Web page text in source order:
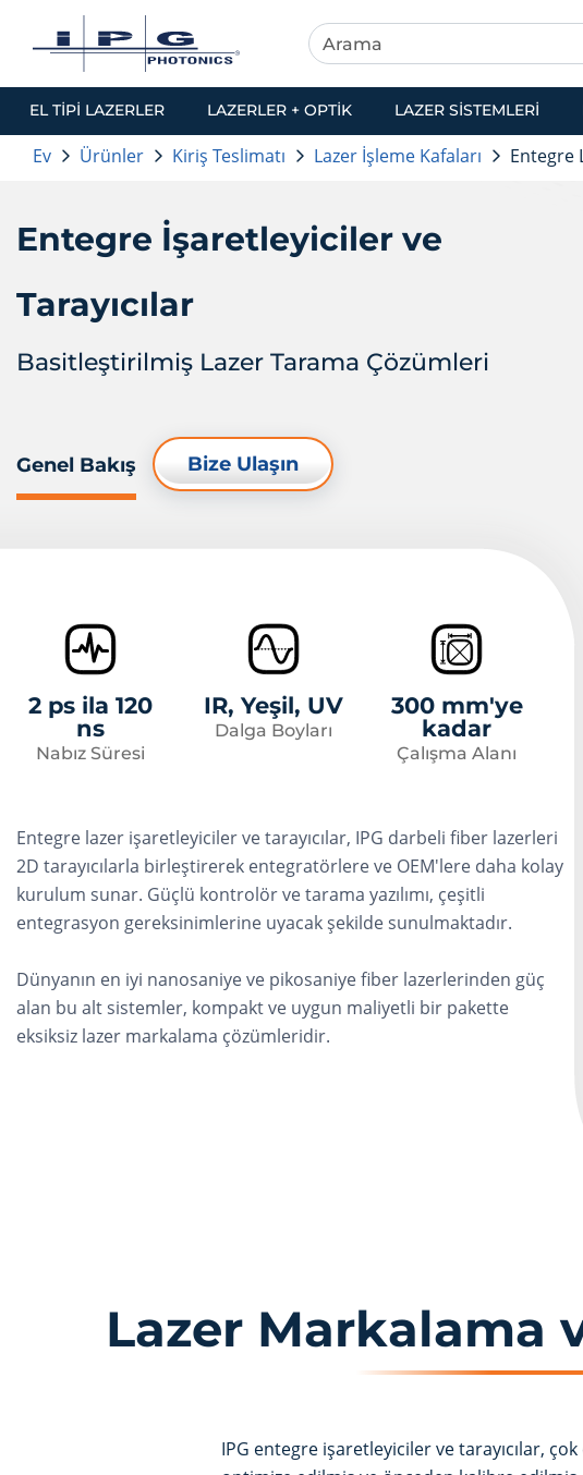
EL TIPI LAZERLER LAZERLER + OPTIK LAZER SISTEMLERI
Ev Ürünler Kiriş Teslimatı Lazer İşleme Kafaları Entegre
Entegre İşaretleyiciler ve
Tarayıcılar
Basitleştirilmiş Lazer Tarama Çözümleri
Genel Bakış Bize Ulaşın
2 ps ila 120
ns
Nabız Süresi
IR, Yeşil, UV
Dalga Boyları
300 mm'ye
kadar
Çalışma Alanı
Entegre lazer işaretleyiciler ve tarayıcılar, IPG darbeli fiber lazerleri
2D tarayıcılarla birleştirerek entegratörlere ve OEM'lere daha kolay
kurulum sunar. Güçlü kontrolör ve tarama yazılımı, çeşitli
entegrasyon gereksinimlerine uyacak şekilde sunulmaktadır.
Dünyanın en iyi nanosaniye ve pikosaniye fiber lazerlerinden güç
alan bu alt sistemler, kompakt ve uygun maliyetli bir pakette
eksiksiz lazer markalama çözümleridir.
Lazer Markalama
IPG entegre işaretleyiciler ve tarayıcılar,